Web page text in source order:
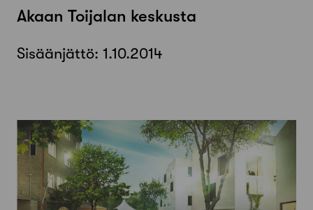
Akaan Toijalan keskusta
Sisäänjättö: 1.10.2014